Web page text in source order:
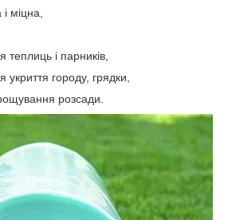
і міцна,
теплиць і парників,
укриття городу, грядки,
розсади.